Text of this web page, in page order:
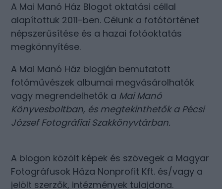
A Mai Manó Ház Blogot oktatási céllal
alapítottuk 2011-ben. Célunk a fotótörténet
népszerűsítése és a hazai fotóoktatás
megkönnyítése.
A Mai Manó Ház blogján bemutatott
fotóművészek albumai megvásárolhatók
vagy megrendelhetők a Mai Manó
Könyvesboltban, és megtekinthetők a Pécsi
József Fotográfiai Szakkönyvtárban.
A blogon közölt képek és szövegek a Magyar
Fotográfusok Háza Nonprofit Kft. és/vagy a
jelölt szerzők, intézmények tulajdona.